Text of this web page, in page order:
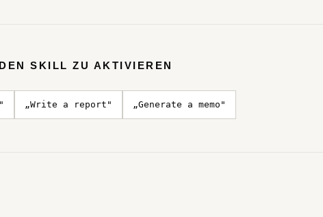
SKILL ZU AKTIVIEREN
„Write a report" „Generate a memo"